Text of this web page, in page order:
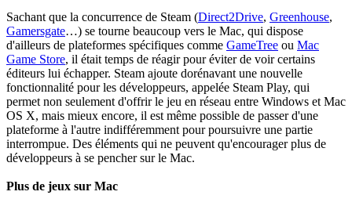
Sachant que la concurrence de Steam (Direct2Drive, Greenhouse,
Gamersgate…) se tourne beaucoup vers le Mac, qui dispose
d'ailleurs de plateformes spécifiques comme GameTree ou Mac
Game Store, il était temps de réagir pour éviter de voir certains
éditeurs lui échapper. Steam ajoute dorénavant une nouvelle
fonctionnalité pour les développeurs, appelée Steam Play, qui
permet non seulement d'offrir le jeu en réseau entre Windows et Mac
OS X, mais mieux encore, il est même possible de passer d'une
plateforme à l'autre indifféremment pour poursuivre une partie
interrompue. Des éléments qui ne peuvent qu'encourager plus de
développeurs à se pencher sur le Mac.
Plus de jeux sur Mac